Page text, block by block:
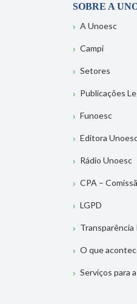
SOBRE A
A Unoesc
Campi
Setores
Publicações
Funoesc
Editora
Rádio Unoesc
CPA –
LGPD
Transparência
O que
Serviços para